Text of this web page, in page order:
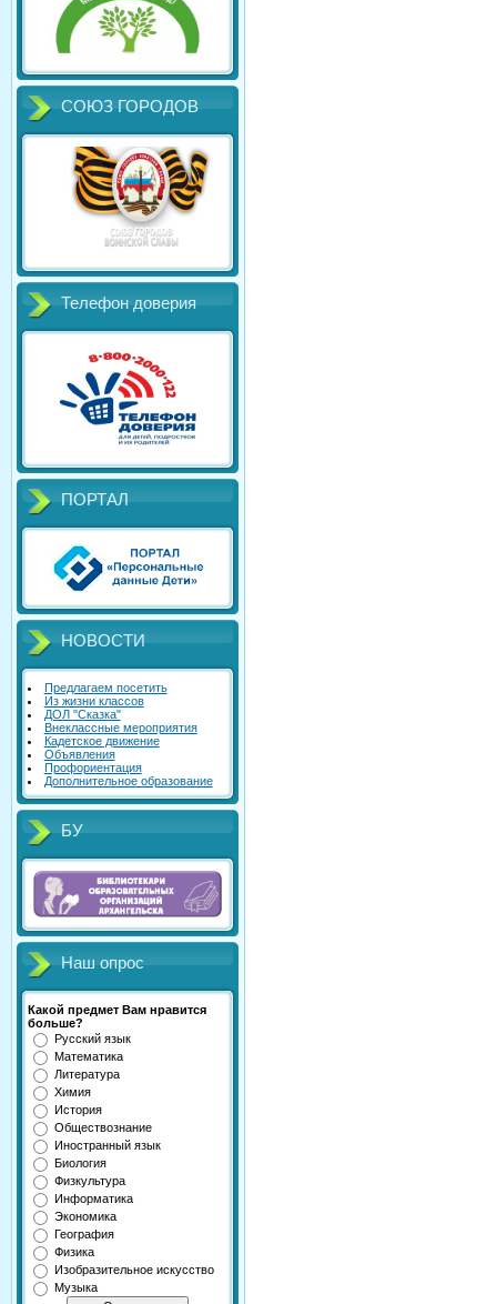
СОЮЗ ГОРОДОВ
Телефон доверия
ПОРТАЛ
НОВОСТИ
Предлагаем посетить
Из жизни классов
ДОЛ "Сказка"
Внеклассные мероприятия
Кадетское движение
Объявления
Профориентация
Дополнительное образование
БУ
Наш опрос
Какой предмет Вам нравится
больше?
Русский язык
Математика
Литература
Химия
История
Обществознание
Иностранный язык
Биология
Физкультура
Информатика
Экономика
География
Физика
Изобразительное искусство
Музыка